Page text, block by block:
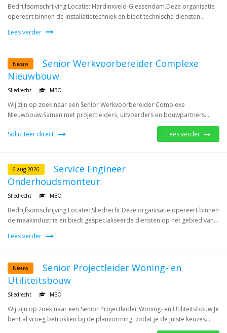
Bedrijfsomschrijving:Locatie: Hardinxveld-Giessendam.Deze organisatie
opereert binnen de installatietechniek en biedt technische diensten...
Lees verder
Nieuw
Senior Werkvoorbereider Complexe
Nieuwbouw
Sliedrecht MBO
Wij zijn op zoek naar een Senior Werkvoorbereider Complexe
Nieuwbouw.Samen met projectleiders, uitvoerders en bouwpartners...
Solliciteer direct Lees verder
6 aug 2026
Service Engineer
Onderhoudsmonteur
Sliedrecht MBO
Bedrijfsomschrijving:Locatie: Sliedrecht.Deze organisatie opereert binnen
de maakindustrie en biedt gespecialiseerde diensten op het gebied van...
Lees verder
Nieuw
Senior Projectleider Woning- en
Utiliteitsbouw
Sliedrecht MBO
Wij zijn op zoek naar een Senior Projectleider Woning- en Utiliteitsbouw.Je
bent al vroeg betrokken bij de planvorming, zodat je de juiste keuzes...